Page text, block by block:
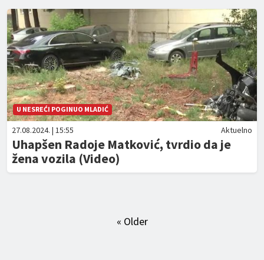
U NESREĆI POGINUO MLADIĆ
27.08.2024. | 15:55 Aktuelno
Uhapšen Radoje Matković, tvrdio da je
žena vozila (Video)
« Older